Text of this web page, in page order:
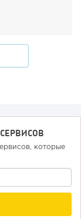
которые